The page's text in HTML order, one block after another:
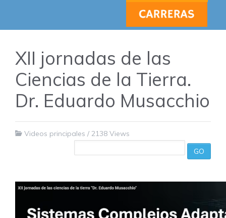
XII jornadas de las
Ciencias de la Tierra.
Dr. Eduardo Musacchio
Videos principales / 2138 Views
GO